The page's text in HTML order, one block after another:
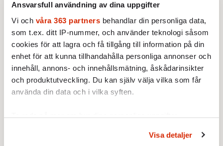
Ansvarsfull användning av dina uppgifter
Vi och våra 363 partners behandlar din personliga data,
som t.ex. ditt IP-nummer, och använder teknologi såsom
cookies för att lagra och få tillgång till information på din
enhet för att kunna tillhandahålla personliga annonser och
innehåll, annons- och innehållsmätning, åskådarinsikter
och produktutveckling. Du kan själv välja vilka som får
använda din data och i vilka syften.
Ta reda på mer om hur dina personliga uppgifter
Du kan ändra eller dra tillbaka ditt samtycke när som
Visa detaljer
handlar alls inte om formen. Statens inträde
gäller själva ståndpunkten, ett omdöme om
handlingar, som nu inte ska få uttalas. Enligt
ministern representerar det som prästen
sade, det alla vi katolska präster brukar
undervisa om, det vill säga katolsk morallära,
något som staten inte kan tillåta ”passera”.
frestelsen att köra stora bensindrivna SUV-
bilar på grund av koldioxidutsläppen, skulle